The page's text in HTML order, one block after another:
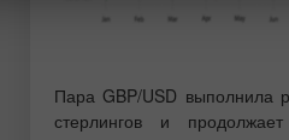
Пара GBP/USD выполнила
стерлингов и